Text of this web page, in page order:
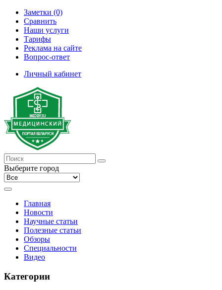
Заметки (0)
Сравнить
Наши услуги
Тарифы
Реклама на сайте
Вопрос-ответ
Личный кабинет
Выберите город
Главная
Новости
Научные статьи
Полезные статьи
Обзоры
Специальности
Видео
Категории